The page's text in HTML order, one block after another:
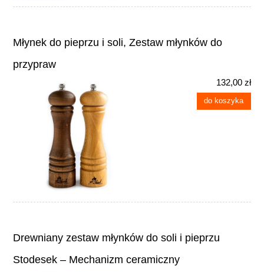
Młynek do pieprzu i soli, Zestaw młynków do
przypraw
132,00 zł
do koszyka
Drewniany zestaw młynków do soli i pieprzu
Stodesek – Mechanizm ceramiczny